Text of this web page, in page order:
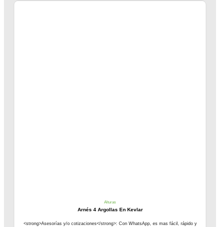
Alturas
Arnés 4 Argollas En Kevlar
<strong>Asesorías y/o cotizaciones</strong>: Con WhatsApp, es mas fácil, rápido y